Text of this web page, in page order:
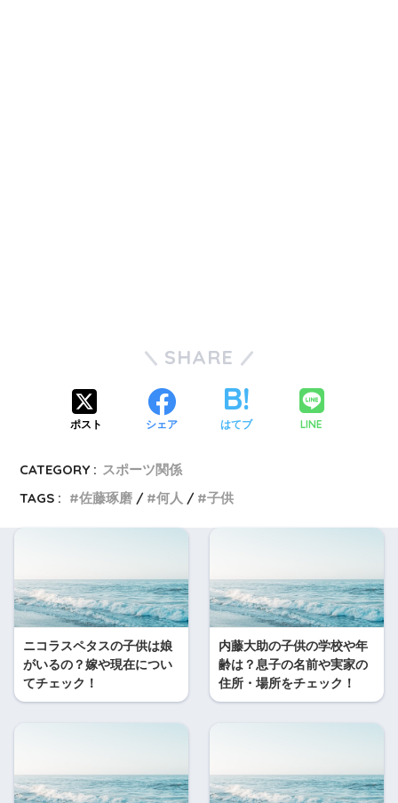
SHARE
ポスト シェア はてブ LINE
CATEGORY : スポーツ関係
TAGS :
佐藤琢磨 何人 子供
ニコラスペタスの子供は娘
がいるの？嫁や現在につい
てチェック！
内藤大助の子供の学校や年
齢は？息子の名前や実家の
住所・場所をチェック！